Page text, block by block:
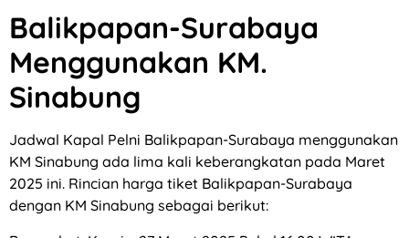
Balikpapan-Surabaya
Menggunakan KM.
Sinabung
Jadwal Kapal Pelni Balikpapan-Surabaya menggunakan
KM Sinabung ada lima kali keberangkatan pada Maret
2025 ini. Rincian harga tiket Balikpapan-Surabaya
dengan KM Sinabung sebagai berikut: